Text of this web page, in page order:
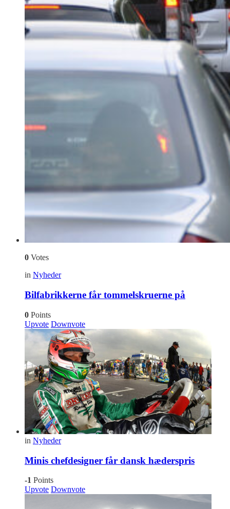
0 Votes
in Nyheder
Bilfabrikkerne får tommelskruerne på
0 Points
Upvote Downvote
in Nyheder
Minis chefdesigner får dansk hæderspris
-1 Points
Upvote Downvote